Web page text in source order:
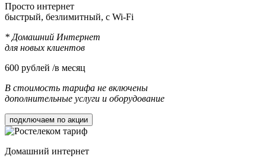
Просто интернет
быстрый, безлимитный, с Wi-Fi
* Домашний Интернет
для новых клиентов
600 рублей /в месяц
В стоимость тарифа не включены
дополнительные услуги и оборудование
подключаем по акции
Домашний интернет